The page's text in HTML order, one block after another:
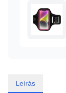
Leírás